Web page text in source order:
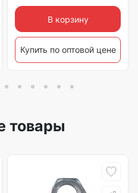
В корзину
Купить по оптовой цене
товары